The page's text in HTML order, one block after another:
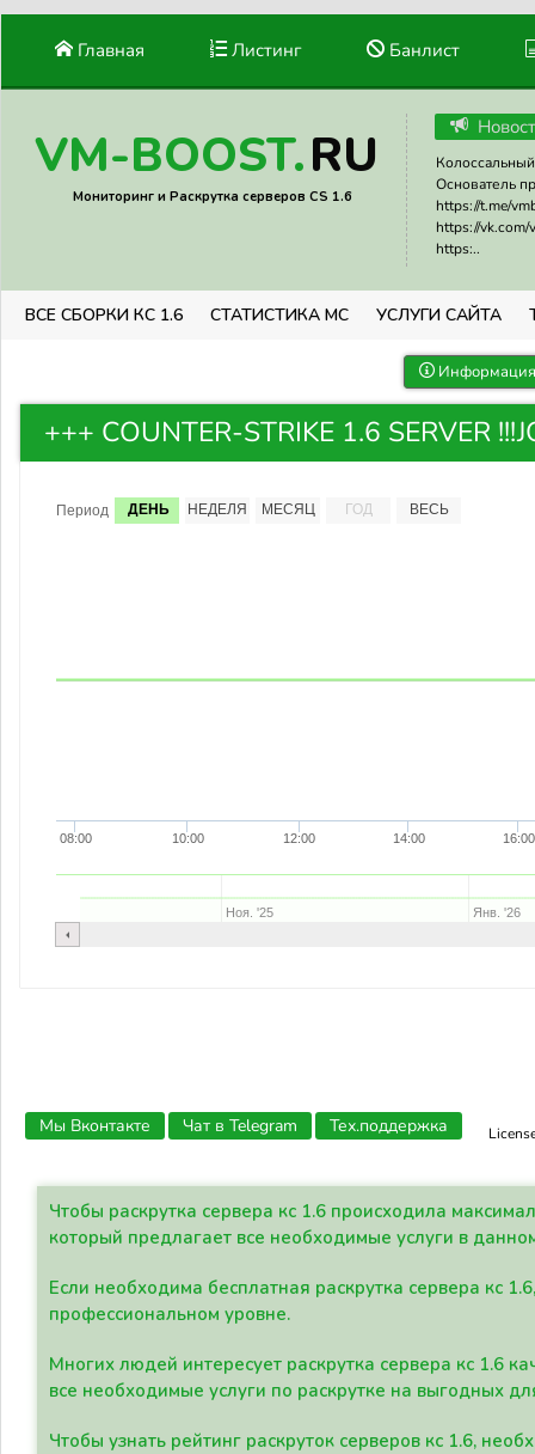
Главная Листинг Банлист
VM-BOOST.RU
Мониторинг и Раскрутка серверов CS 1.6
Основатель
https://t.me/
https://vk.com/
https:..
ВСЕ СБОРКИ КС 1.6 СТАТИСТИКА МС УСЛУГИ САЙТА
+++ COUNTER-STRIKE 1.6 SERVER
Период ДЕНЬ НЕДЕЛЯ МЕСЯЦ ГОД ВЕСЬ
08:00 10:00 12:00 14:00 16:00
Ноя. '25 Янв. '26
Мы Вконтакте Чат в Telegram Тех.поддержка
Чтобы раскрутка сервера кс 1.6 происходила
который предлагает все необходимые услуги в
Если необходима бесплатная раскрутка сервера кс
профессиональном уровне.
Многих людей интересует раскрутка сервера кс 1.6
все необходимые услуги по раскрутке на выгодных
Чтобы узнать рейтинг раскруток серверов кс 1.6,